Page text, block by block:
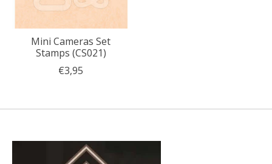
Mini Cameras Set
Stamps (CS021)
€3,95